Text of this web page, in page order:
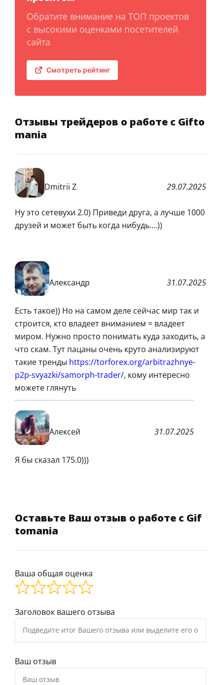
Обратите внимание на ТОП проектов
с высокими оценками посетителей
сайта
Смотреть рейтинг
Отзывы трейдеров о работе с Gifto
mania
Dmitrii Z 29.07.2025
Ну это сетевухи 2.0) Приведи друга, а лучше 1000
друзей и может быть когда нибудь….))
Александр 31.07.2025
Есть такое)) Но на самом деле сейчас мир так и
строится, кто владеет вниманием = владеет
миром. Нужно просто понимать куда заходить, а
что скам. Тут пацаны очень круто анализируют
такие тренды https://torforex.org/arbitrazhnye-
p2p-svyazki/samorph-trader/, кому интересно
можете глянуть
Алексей 31.07.2025
Я бы сказал 175.0)))
Оставьте Ваш отзыв о работе с Gif
tomania
Ваша общая оценка
Заголовок вашего отзыва
Ваш отзыв